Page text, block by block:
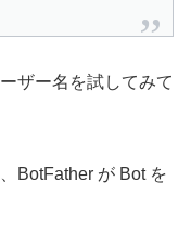
ザー名を試してみて
BotFather が Bot を